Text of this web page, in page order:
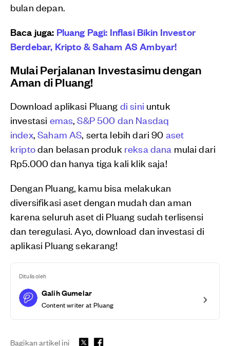
bulan depan.
Baca juga: Pluang Pagi: Inflasi Bikin Investor
Berdebar, Kripto & Saham AS Ambyar!
Mulai Perjalanan Investasimu dengan
Aman di Pluang!
Download aplikasi Pluang di sini untuk
investasi emas,S&P 500 dan Nasdaq
index,Saham AS, serta lebih dari 90 aset
kriptodan belasan produk reksa dana mulai dari
Rp5.000 dan hanya tiga kali klik saja!
Dengan Pluang, kamu bisa melakukan
diversifikasi aset dengan mudah dan aman
karena seluruh aset di Pluang sudah terlisensi
dan teregulasi. Ayo, download dan investasi di
aplikasi Pluang sekarang!
Ditulis oleh
Galih Gumelar
Content writer at Pluang
Bagikan artikel ini